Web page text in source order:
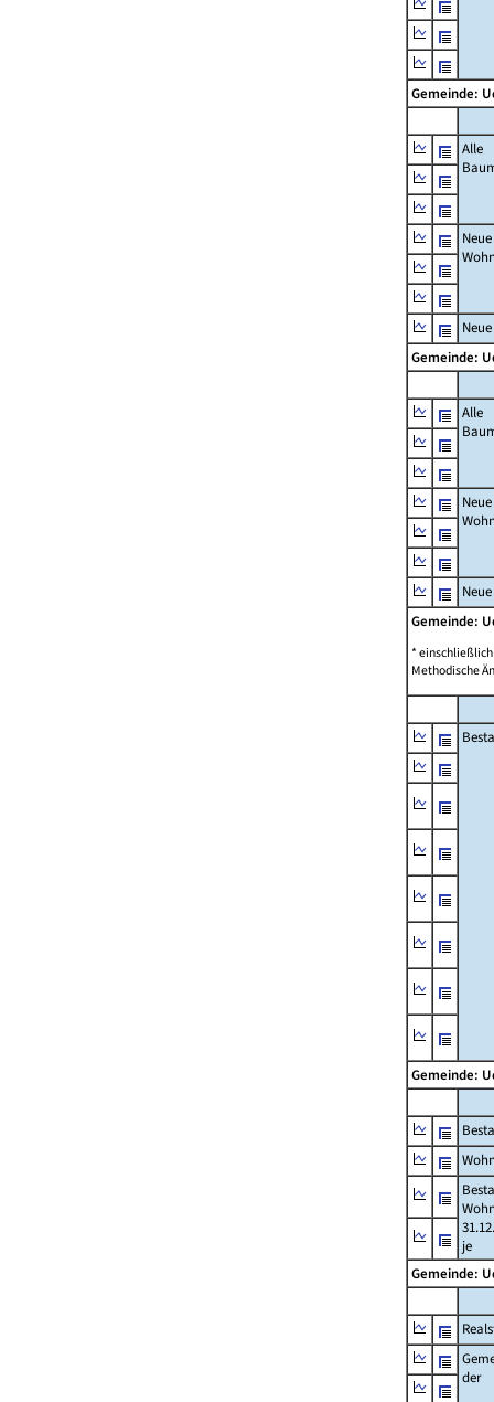
Gemeinde:
Alle
Neue
Gemeinde:
Alle
Neue
Gemeinde:
*
Methodische
Gemeinde:
je
Gemeinde:
der